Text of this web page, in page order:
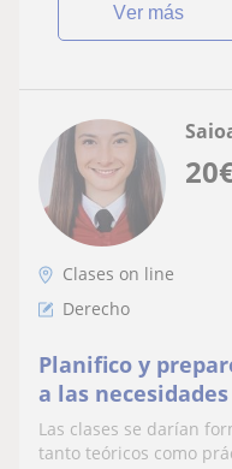
ver más
20
Clases on line
Derecho
Planifico y
a las
Las clases se darían
tanto teóricos como